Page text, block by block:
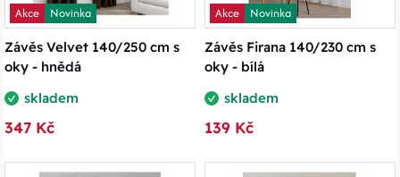
Akce
Novinka
Závěs Velvet 140/250 cm s
oky - hnědá
skladem
347 Kč
Akce
Novinka
Závěs Firana 140/230 cm s
oky - bílá
skladem
139 Kč